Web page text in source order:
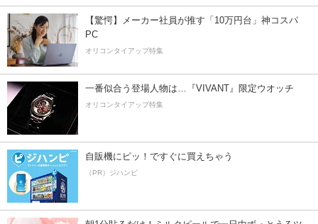
【驚愕】メーカー社員が推す「10万円台」神コスパ
PC
オリコンタイアップ特集
一番似合う登場人物は…『VIVANT』限定ウオッチ
オリコンタイアップ特集
自販機にピッ！ですぐに買えちゃう
（PR）ジハンピ